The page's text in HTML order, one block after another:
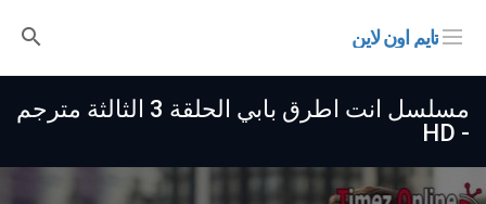
تايم اون لاين
مسلسل انت اطرق بابي الحلقة 3 الثالثة مترجم
- HD